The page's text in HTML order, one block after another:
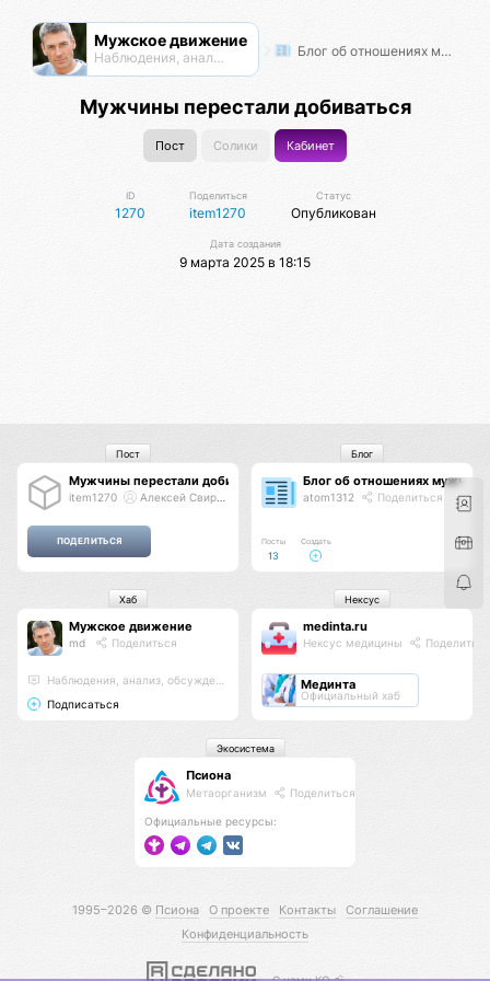
Мужское движение
Наблюдения, анализ, обсуждения Блог об отношениях мужчин и женщин
Мужчины перестали добиваться
Пост Солики Кабинет
ID
1270
Поделиться
item1270
Статус
Опубликован
Дата создания
9 марта 2025 в 18:15
Мужчины перестали добиваться
item1270 Алексей Свиридов
Пост
Блог об отношениях мужчин
atom1312 Поделиться
Посты
13
Создать
Блог
Мужское движение
md Поделиться
Наблюдения, анализ, обсуждения
Подписаться
Хаб
medinta.ru
Нексус медицины Поделиться
Мединта
Официальный хаб
Нексус
Псиона
Метаорганизм Поделиться
Официальные ресурсы:
Экосистема
1995–2026 © Псиона О проекте Контакты
Соглашение
Конфиденциальность